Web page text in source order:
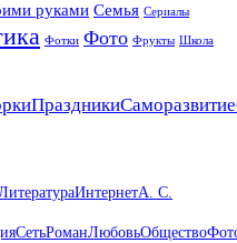
руками Семья Сериалы
Фотки Фото Фрукты Школа
ПраздникиСаморазвитие
ИнтернетА. С.
СетьРоманЛюбовьОбщество